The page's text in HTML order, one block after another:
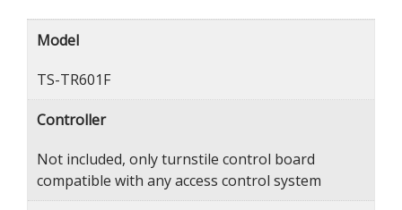
Model
TS-TR601F
Controller
Not included, only turnstile control board
compatible with any access control system